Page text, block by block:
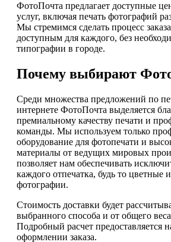
ФотоПочта предлагает доступные
услуг, включая печать фотографий
Мы стремимся сделать процесс
доступным для каждого, без
типографии в городе.
Почему выбирают
Среди множества предложений по
интернете ФотоПочта выделяется
премиальному качеству печати и
команды. Мы используем только
оборудование для фотопечати и
материалы от ведущих мировых
позволяет нам обеспечивать
каждого отпечатка, будь то цветные
фотографии.
Стоимость доставки будет
выбранного способа и от общего веса
Подробный расчет предоставляется
оформлении заказа.